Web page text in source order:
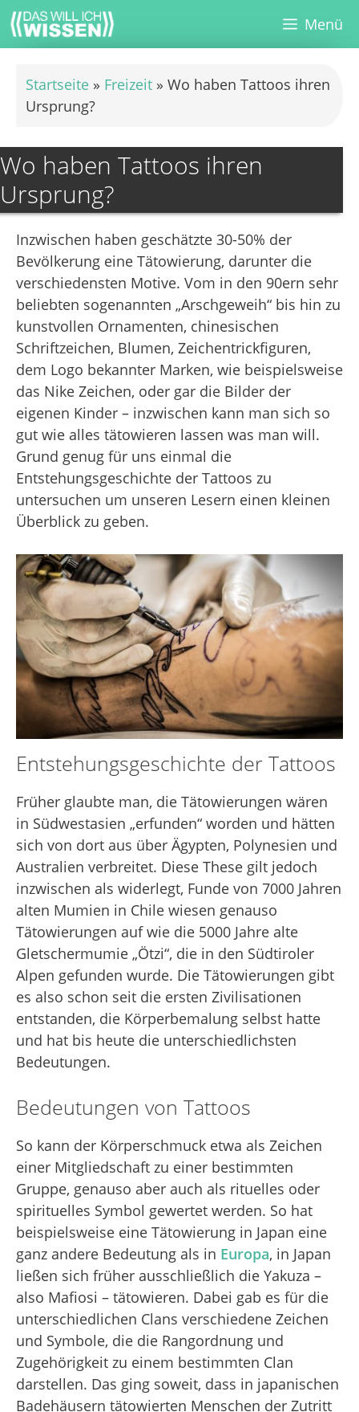
Zum
Inhalt
springen
Menü
Startseite » Freizeit » Wo haben Tattoos ihren
Ursprung?
Wo haben Tattoos ihren
Ursprung?
Inzwischen haben geschätzte 30-50% der
Bevölkerung eine Tätowierung, darunter die
verschiedensten Motive. Vom in den 90ern sehr
beliebten sogenannten „Arschgeweih“ bis hin zu
kunstvollen Ornamenten, chinesischen
Schriftzeichen, Blumen, Zeichentrickfiguren,
dem Logo bekannter Marken, wie beispielsweise
das Nike Zeichen, oder gar die Bilder der
eigenen Kinder – inzwischen kann man sich so
gut wie alles tätowieren lassen was man will.
Grund genug für uns einmal die
Entstehungsgeschichte der Tattoos zu
untersuchen um unseren Lesern einen kleinen
Überblick zu geben.
Entstehungsgeschichte der Tattoos
Früher glaubte man, die Tätowierungen wären
in Südwestasien „erfunden“ worden und hätten
sich von dort aus über Ägypten, Polynesien und
Australien verbreitet. Diese These gilt jedoch
inzwischen als widerlegt, Funde von 7000 Jahren
alten Mumien in Chile wiesen genauso
Tätowierungen auf wie die 5000 Jahre alte
Gletschermumie „Ötzi“, die in den Südtiroler
Alpen gefunden wurde. Die Tätowierungen gibt
es also schon seit die ersten Zivilisationen
entstanden, die Körperbemalung selbst hatte
und hat bis heute die unterschiedlichsten
Bedeutungen.
Bedeutungen von Tattoos
So kann der Körperschmuck etwa als Zeichen
einer Mitgliedschaft zu einer bestimmten
Gruppe, genauso aber auch als rituelles oder
spirituelles Symbol gewertet werden. So hat
beispielsweise eine Tätowierung in Japan eine
ganz andere Bedeutung als in Europa, in Japan
ließen sich früher ausschließlich die Yakuza –
also Mafiosi – tätowieren. Dabei gab es für die
unterschiedlichen Clans verschiedene Zeichen
und Symbole, die die Rangordnung und
Zugehörigkeit zu einem bestimmten Clan
darstellen. Das ging soweit, dass in japanischen
Badehäusern tätowierten Menschen der Zutritt